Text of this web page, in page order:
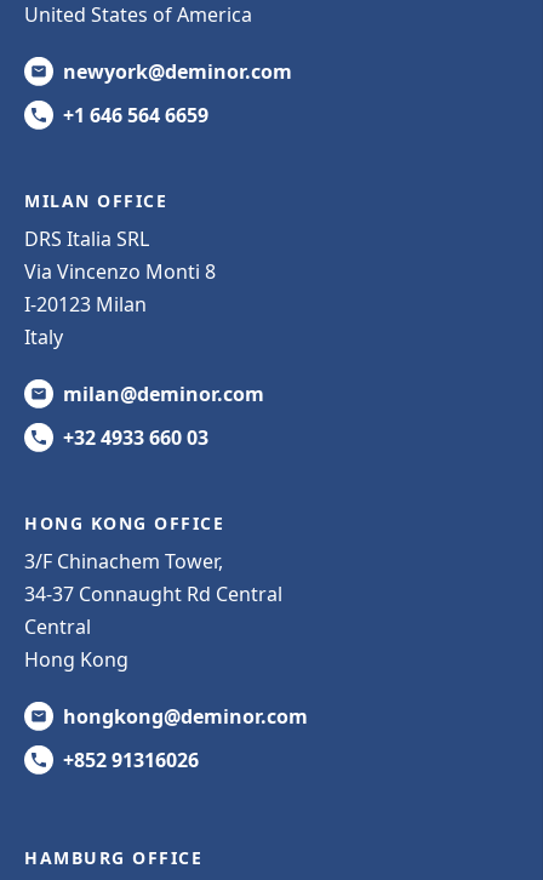
United States of America
newyork@deminor.com
+1 646 564 6659
MILAN OFFICE
DRS Italia SRL
Via Vincenzo Monti 8
I-20123 Milan
Italy
milan@deminor.com
+32 4933 660 03
HONG KONG OFFICE
3/F Chinachem Tower,
34-37 Connaught Rd Central
Central
Hong Kong
hongkong@deminor.com
+852 91316026
HAMBURG OFFICE